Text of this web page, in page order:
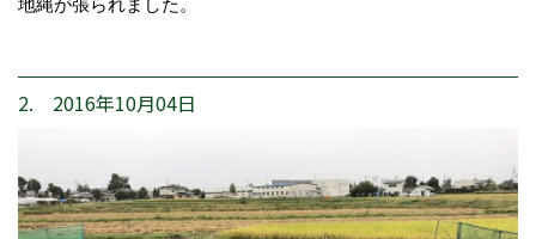
地縄が張られました。
2. 2016年10月04日